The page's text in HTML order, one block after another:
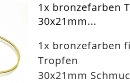
1x bronzefarben
30x21mm...
1x bronzefarben
Tropfen
30x21mm